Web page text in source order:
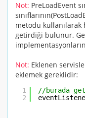
Not: PreLoadEvent
metodu
getirdiği bulunur.
Not: Eklenen
eklemek gereklidir:
1
2
//burada